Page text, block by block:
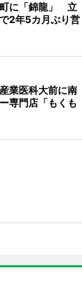
に「錦龍」 立
2年5カ月ぶり営
業医科大前に南
専門店「もくも